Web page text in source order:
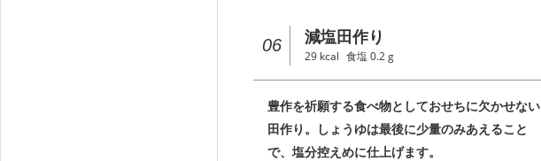
06 減塩田作り
29 kcal 食塩 0.2g
豊作を祈願する食べ物としておせちに欠かせない
田作り。しょうゆは最後に少量のみあえること
で、塩分控えめに仕上げます。